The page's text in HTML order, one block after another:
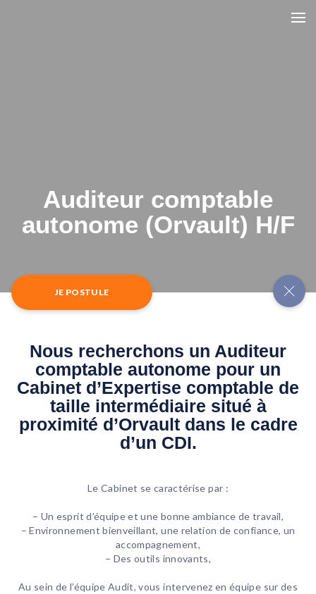
Auditeur comptable
autonome (Orvault) H/F
JE POSTULE
Nous recherchons un Auditeur
comptable autonome pour un
Cabinet d’Expertise comptable de
taille intermédiaire situé à
proximité d’Orvault dans le cadre
d’un CDI.
Le Cabinet se caractérise par :
– Un esprit d’équipe et une bonne ambiance de travail,
– Environnement bienveillant, une relation de confiance, un
accompagnement,
– Des outils innovants,
Au sein de l’équipe Audit, vous intervenez en équipe sur des